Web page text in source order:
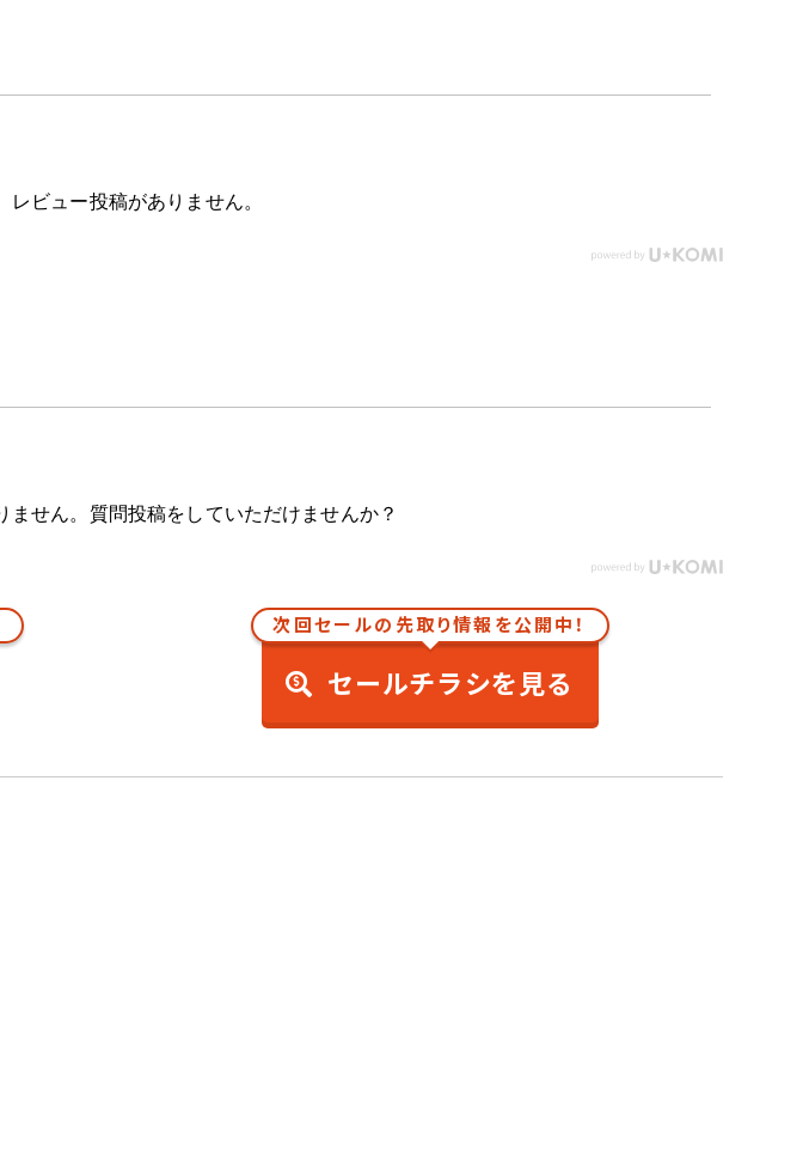
レビュー投稿がありません。
ません。質問投稿をしていただけませんか？
次回セールの先取り情報を公開中！
セールチラシを見る